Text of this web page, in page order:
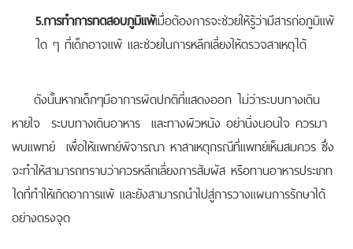
5.การทำการทดสอบภูมิแพ้เมื่อต้องการจะช่วยให้รู้ว่ามีสารก่อภูมิแพ้
ใด ๆ ที่เด็กอาจแพ้ และช่วยในการหลีกเลี่ยงให้ตรวจสาเหตุได้
ดังนั้นหากเด็กๆมีอาการผิดปกติที่แสดงออก ไม่ว่าระบบทางเดิน
หายใจ ระบบทางเดินอาหาร และทางผิวหนัง อย่านิ่งนอนใจ ควรมา
พบแพทย์ เพื่อให้แพทย์พิจารณา หาสาเหตุกรณีที่แพทย์เห็นสมควร ซึ่ง
จะทำให้สามารถทราบว่าควรหลีกเลี่ยงการสัมผัส หรือทานอาหารประเภท
ใดที่ทำให้เกิดอาการแพ้ และยังสามารถนำไปสู่การวางแผนการรักษาได้
อย่างตรงจุด